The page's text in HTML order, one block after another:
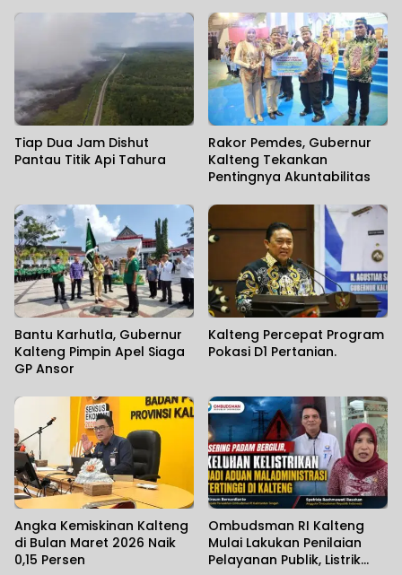
Tiap Dua Jam Dishut
Pantau Titik Api Tahura
Rakor Pemdes, Gubernur
Kalteng Tekankan
Pentingnya Akuntabilitas
Bantu Karhutla, Gubernur
Kalteng Pimpin Apel Siaga
GP Ansor
Kalteng Percepat Program
Pokasi D1 Pertanian.
Angka Kemiskinan Kalteng
di Bulan Maret 2026 Naik
0,15 Persen
Ombudsman RI Kalteng
Mulai Lakukan Penilaian
Pelayanan Publik, Listrik